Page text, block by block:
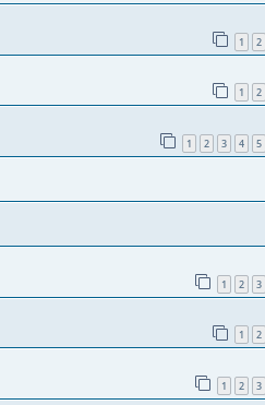
1 2
1 2
1 2 3 4 5
1 2 3
1 2
1 2 3